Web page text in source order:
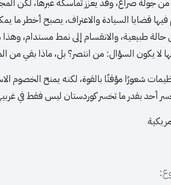
جولة صراع، وقد يعزز تماسكه عبرها، لكن
قضايا السيادة والاعتراف، يصبح أخطر
حالة طبيعية، والانقسام إلى نمط مستدام،
لا يكون السؤال: من انتصر؟ بل، ماذا بقي من
شعورًا مؤقتًا بالقوة، لكنه يمنح الخصوم
أحد بقدر ما تخسر كوردستان ليس فقط في